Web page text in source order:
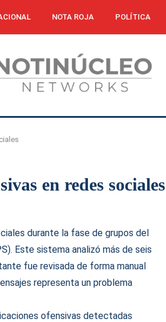
NOTA ROJA POLÍTICA
en redes sociales
durante la fase de grupos del
Este sistema analizó más de seis
fue revisada de forma manual
representa un problema
ofensivas detectadas